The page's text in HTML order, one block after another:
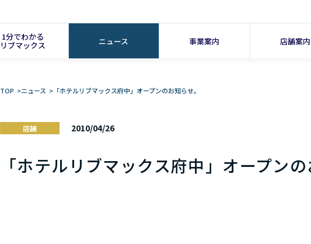
1分でわかる
リブマックス ニュース 事業案内 店舗案内
TOP >ニュース > 「ホテルリブマックス府中」オープンのお知らせ。
店舗 2010/04/26
「ホテルリブマックス府中」オープンの